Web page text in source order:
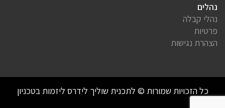
נהלים
נהלי קבלה
פרטיות
הצהרת נגישות
כל הזכויות שמורות © לתכנית שוליך לידרס ליזמות בטכניון